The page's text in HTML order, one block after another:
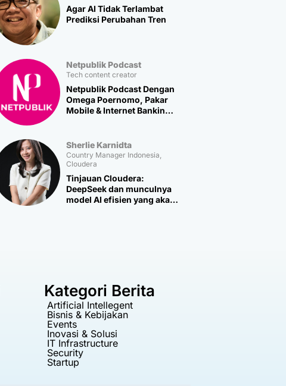
Agar AI Tidak Terlambat
Prediksi Perubahan Tren
Netpublik Podcast
Tech content creator
Netpublik Podcast Dengan
Omega Poernomo, Pakar
Mobile & Internet Banking
Sherlie Karnidta
Country Manager Indonesia,
Cloudera
Tinjauan Cloudera:
DeepSeek dan munculnya
model AI efisien yang akan
Kategori Berita
Artificial Intellegent
Bisnis & Kebijakan
Events
Inovasi & Solusi
IT Infrastructure
Security
Startup